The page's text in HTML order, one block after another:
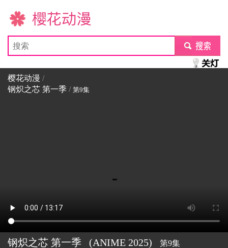
樱花动漫
submit
樱花动漫 /
钢炽之芯 第一季 / 第9集
钢炽之芯 第一季 (ANIME 2025) 第9集